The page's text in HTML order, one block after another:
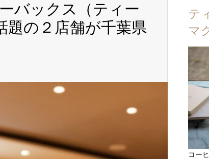
バックス（ティー
題の２店舗が千葉県
テ
マ
コー